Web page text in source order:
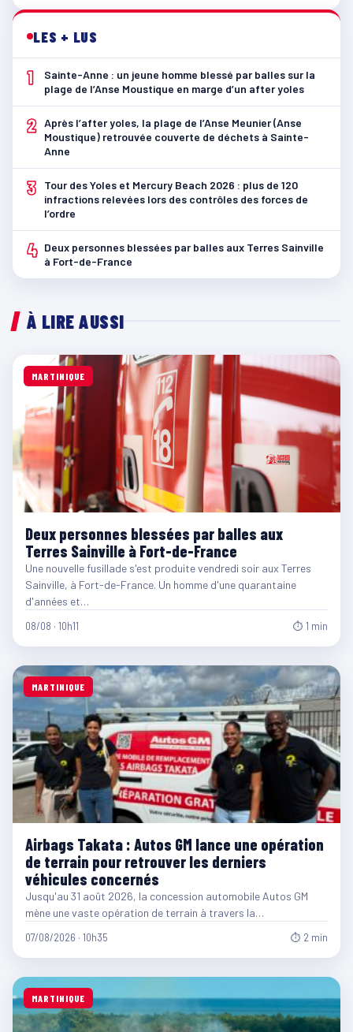
LES + LUS
1
Sainte-Anne : un jeune homme blessé par balles sur la
plage de l’Anse Moustique en marge d’un after yoles
2 Après l’after yoles, la plage de l’Anse Meunier (Anse
Moustique) retrouvée couverte de déchets à Sainte-
Anne
3
Tour des Yoles et Mercury Beach 2026 : plus de 120
infractions relevées lors des contrôles des forces de
l’ordre
4 Deux personnes blessées par balles aux Terres Sainville
à Fort-de-France
À LIRE AUSSI
MARTINIQUE
Deux personnes blessées par balles aux
Terres Sainville à Fort-de-France
Une nouvelle fusillade s'est produite vendredi soir aux Terres
Sainville, à Fort-de-France. Un homme d'une quarantaine
d'années et…
08/08 · 10h11 ⏱ 1 min
MARTINIQUE
Airbags Takata : Autos GM lance une opération
de terrain pour retrouver les derniers
véhicules concernés
Jusqu'au 31 août 2026, la concession automobile Autos GM
mène une vaste opération de terrain à travers la…
07/08/2026 · 10h35 ⏱ 2 min
MARTINIQUE